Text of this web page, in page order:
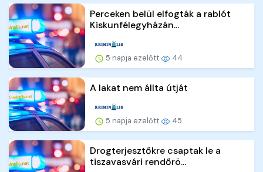
Perceken belül elfogták a rablót
Kiskunfélegyházán...
5 napja ezelőtt 44
A lakat nem állta útját
5 napja ezelőtt 45
Drogterjesztőkre csaptak le a
tiszavasvári rendőrö...